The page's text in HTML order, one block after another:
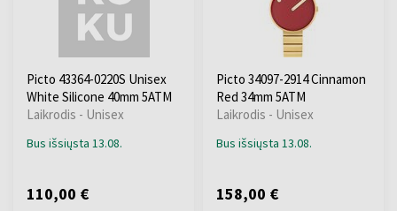
Picto 43364-0220S Unisex
White Silicone 40mm 5ATM
Laikrodis - Unisex
Bus išsiųsta 13.08.
110,00 €
Picto 34097-2914 Cinnamon
Red 34mm 5ATM
Laikrodis - Unisex
Bus išsiųsta 13.08.
158,00 €